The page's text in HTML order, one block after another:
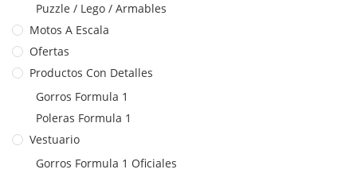
Puzzle / Lego / Armables
Motos A Escala
Ofertas
Productos Con Detalles
Gorros Formula 1
Poleras Formula 1
Vestuario
Gorros Formula 1 Oficiales